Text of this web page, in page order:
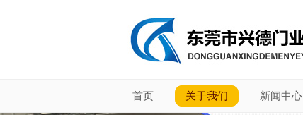
首页 关于我们 新闻中心